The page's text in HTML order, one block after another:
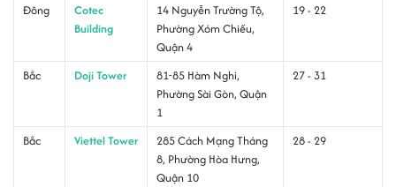
Đông
Cotec
Building
14 Nguyễn Trường Tộ,
Phường Xóm Chiếu,
Quận 4
19 - 22
Bắc Doji Tower
81-85 Hàm Nghi,
Phường Sài Gòn, Quận
1
27 - 31
Bắc Viettel Tower
285 Cách Mạng Tháng
8, Phường Hòa Hưng,
Quận 10
28 - 29